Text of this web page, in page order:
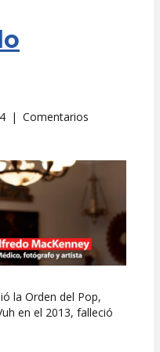
| Comentarios
la Orden del Pop,
en el 2013, falleció